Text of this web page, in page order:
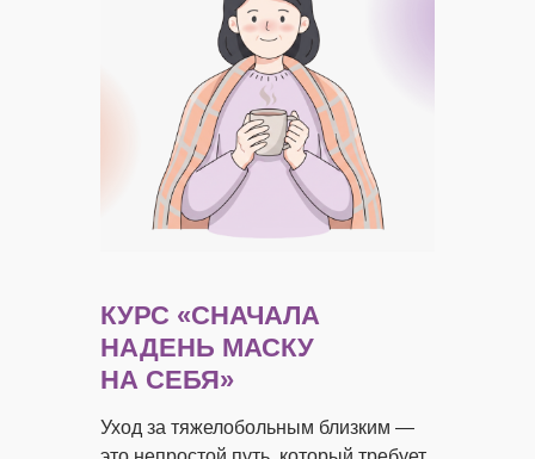
КУРС «СНАЧАЛА
НАДЕНЬ МАСКУ
НА СЕБЯ»
Уход за тяжелобольным близким —